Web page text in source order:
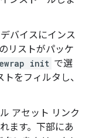
バイスにインス
リストがパッケ
init で選
をフィルタし、
アセット リンク
ます。下部にあ